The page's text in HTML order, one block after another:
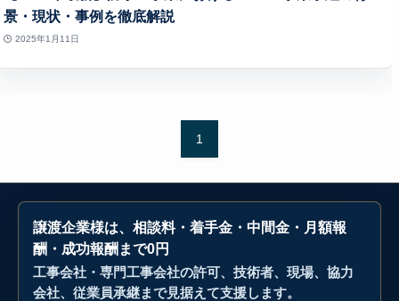
景・現状・事例を徹底解説
2025年1月11日
1
譲渡企業様は、相談料・着手金・中間金・月額報
酬・成功報酬まで0円
工事会社・専門工事会社の許可、技術者、現場、協力
会社、従業員承継まで見据えて支援します。